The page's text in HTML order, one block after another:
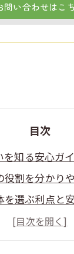
問い合わせはこ
目次
知る安心ガ
役割を分かり
を選ぶ利点と
の特徴を正し
る際の保険適